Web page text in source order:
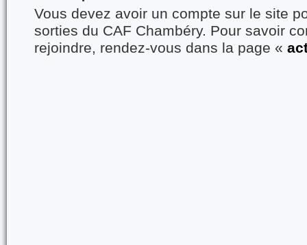
Vous devez avoir un compte sur le site
sorties du CAF Chambéry. Pour savoir
rejoindre, rendez-vous dans la page «